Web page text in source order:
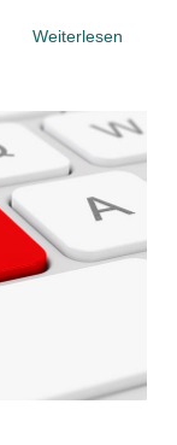
Weiterlesen